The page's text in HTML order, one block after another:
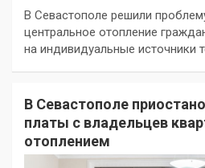
В Севастополе решили
центральное отопление
на индивидуальные источники
В Севастополе
платы с владельцев
отоплением